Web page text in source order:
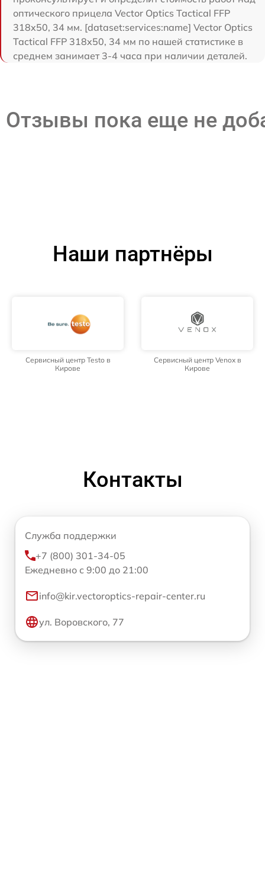
оптического прицела Vector Optics Tactical FFP
318x50, 34 мм. [dataset:services:name] Vector Optics
Tactical FFP 318x50, 34 мм по нашей статистике в
среднем занимает 3-4 часа при наличии деталей.
Отзывы пока еще не
Наши партнёры
Сервисный центр Testo в
Кирове
Сервисный центр Venox в
Кирове
Контакты
Служба поддержки
+7 (800) 301-34-05
Ежедневно с 9:00 до 21:00
info@kir.vectoroptics-repair-center.ru
ул. Воровского, 77